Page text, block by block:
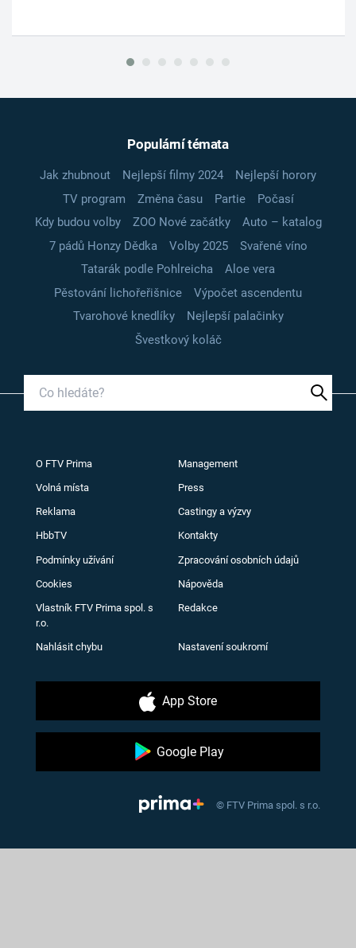
Populární témata
Jak zhubnout Nejlepší filmy 2024
Nejlepší horory
TV program
Změna času Partie
Počasí
Kdy budou volby
ZOO Nové začátky
Auto – katalog
7 pádů Honzy Dědka
Volby 2025
Svařené víno
Tatarák podle Pohlreicha
Aloe vera
Pěstování lichořeřišnice
Výpočet ascendentu
Tvarohové knedlíky
Nejlepší palačinky
Švestkový koláč
O FTV Prima Management
Volná místa Press
Reklama Castingy a výzvy
HbbTV Kontakty
Podmínky užívání Zpracování osobních údajů
Cookies Nápověda
Vlastník FTV Prima spol. s
r.o.
Redakce
Nahlásit chybu Nastavení soukromí
App Store
Google Play
© FTV Prima spol. s r.o.